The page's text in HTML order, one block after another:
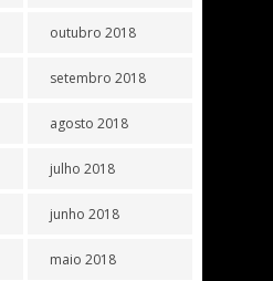
outubro 2018
setembro 2018
agosto 2018
julho 2018
junho 2018
maio 2018